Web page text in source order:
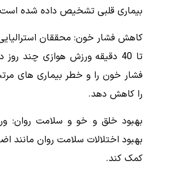
بیماری قلبی تشخیص داده شده
تا 40 دقیقه ورزش هوازی چند
فشار خون را و خطر بیماری های
را کاهش دهد.
بهبود خلق و خو و سلامت روان:
بهبود اختلالات سلامت روان مانند
کمک کند.